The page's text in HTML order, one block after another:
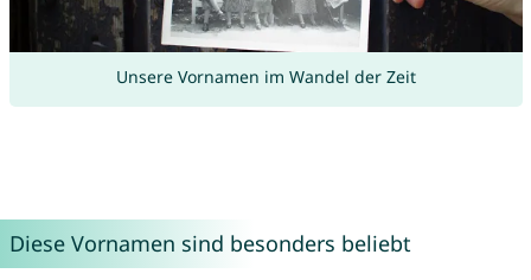
Unsere Vornamen im Wandel der Zeit
Diese Vornamen sind besonders beliebt